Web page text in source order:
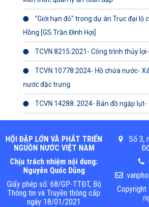
"Giới hạn đỏ" trong dự án Trục đại lộ
Hồng [GS.Trần Đình Hợi]
TCVN 8215:2021- Công trình thủy
TCVN 10778:2024- Hồ chứa nước-
nước đặc trưng
TCVN 14288: 2024- Bản đồ ngập
HỘI ĐẬP LỚN VÀ PHÁT TRIỂN
NGUỒN NƯỚC VIỆT NAM
Chịu trách nhiệm nội dung:
Nguyễn Quốc Dũng
Giấy phép số: 68/GP-TTĐT, Bộ
Thông tin và Truyền thông cấp
ngày 18/01/2021
Số 3,
Copyright